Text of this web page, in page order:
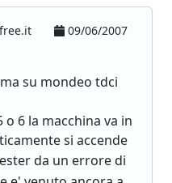
09/06/2007
su mondeo tdci
6 la macchina va in
si accende
da un errore di